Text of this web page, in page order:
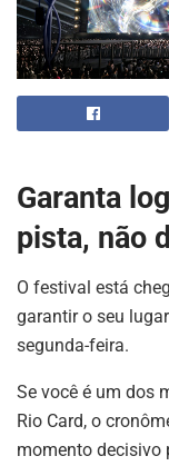
Garanta
pista, não
O festival está
garantir o seu
segunda-feira.
Se você é um dos
Rio Card, o
momento decisivo